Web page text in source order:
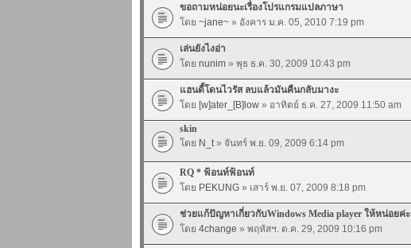
ขอถามหน่อยนะเรื่องโปรแกรมแปลภาษา
โดย ~jane~ » อังคาร ม.ค. 05, 2010 7:19 pm
เล่นยังไงอ่า
โดย nunim » พุธ ธ.ค. 30, 2009 10:43 pm
แฮนดี้โดนไวรัส ลบแล้วมันคืนกลับมางะ
โดย [w]ater_[B]low » อาทิตย์ ธ.ค. 27, 2009 11:50 am
skin
โดย N_t» จันทร์ พ.ย. 09, 2009 6:14 pm
RQ * ฟ้อนท์ฟ้อนท์
โดย PEKUNG » เสาร์ พ.ย. 07, 2009 8:18 pm
ช่วยแก้ปัญหาเกี่ยวกับWindows Media player ให้หน่อยค่ะ
โดย 4change » พฤหัสฯ. ต.ค. 29, 2009 10:16 pm